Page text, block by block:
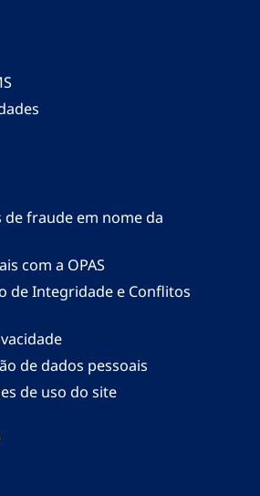
de fraude em nome da
com a OPAS
de Integridade e Conflitos
de dados pessoais
de uso do site